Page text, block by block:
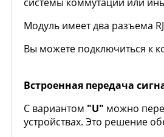
Модуль имеет два разъема
Вы можете подключиться к
Встроенная передача
С вариантом "U" можно
устройствах. Это решение